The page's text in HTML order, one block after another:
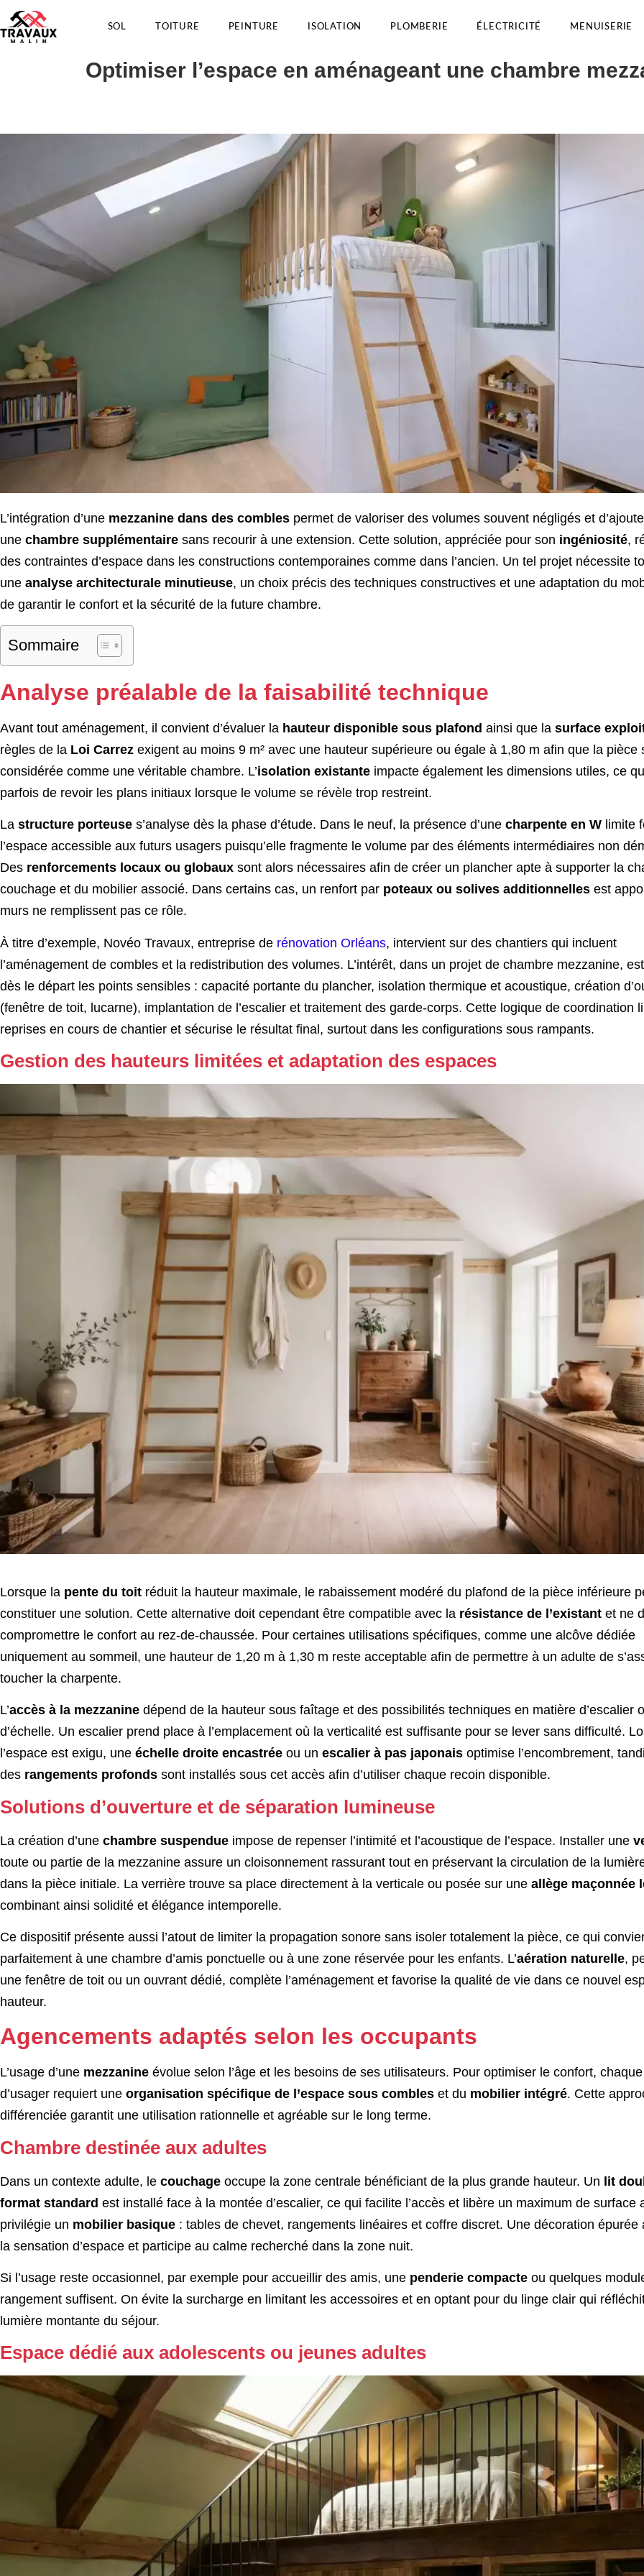
SOL TOITURE PEINTURE ISOLATION PLOMBERIE ÉLECTRICITÉ MENUISERIE
Optimiser l’espace en aménageant une chambre
L’intégration d’une mezzanine dans des combles permet de valoriser des volumes souvent négligés et
une chambre supplémentaire sans recourir à une extension. Cette solution, appréciée pour son ingéniosité,
des contraintes d’espace dans les constructions contemporaines comme dans l’ancien. Un tel projet nécessite
une analyse architecturale minutieuse, un choix précis des techniques constructives et une adaptation du
de garantir le confort et la sécurité de la future chambre.
Sommaire
Analyse préalable de la faisabilité technique
Avant tout aménagement, il convient d’évaluer la hauteur disponible sous plafond ainsi que la surface
règles de la Loi Carrez exigent au moins 9 m² avec une hauteur supérieure ou égale à 1,80 m afin que la pièce
considérée comme une véritable chambre. L’isolation existante impacte également les dimensions utiles, ce
parfois de revoir les plans initiaux lorsque le volume se révèle trop restreint.
La structure porteuse s’analyse dès la phase d’étude. Dans le neuf, la présence d’une charpente en W limite
l’espace accessible aux futurs usagers puisqu’elle fragmente le volume par des éléments intermédiaires non
Des renforcements locaux ou globaux sont alors nécessaires afin de créer un plancher apte à supporter la
couchage et du mobilier associé. Dans certains cas, un renfort par poteaux ou solives additionnelles est
murs ne remplissent pas ce rôle.
À titre d’exemple, Novéo Travaux, entreprise de rénovation Orléans, intervient sur des chantiers qui incluent
l’aménagement de combles et la redistribution des volumes. L’intérêt, dans un projet de chambre mezzanine,
dès le départ les points sensibles : capacité portante du plancher, isolation thermique et acoustique, création
(fenêtre de toit, lucarne), implantation de l’escalier et traitement des garde-corps. Cette logique de coordination
reprises en cours de chantier et sécurise le résultat final, surtout dans les configurations sous rampants.
Gestion des hauteurs limitées et adaptation des espaces
Lorsque la pente du toit réduit la hauteur maximale, le rabaissement modéré du plafond de la pièce inférieure
constituer une solution. Cette alternative doit cependant être compatible avec la résistance de l’existant et ne
compromettre le confort au rez-de-chaussée. Pour certaines utilisations spécifiques, comme une alcôve dédiée
uniquement au sommeil, une hauteur de 1,20 m à 1,30 m reste acceptable afin de permettre à un adulte de
toucher la charpente.
L’accès à la mezzanine dépend de la hauteur sous faîtage et des possibilités techniques en matière d’escalier
d’échelle. Un escalier prend place à l’emplacement où la verticalité est suffisante pour se lever sans difficulté.
l’espace est exigu, une échelle droite encastrée ou un escalier à pas japonais optimise l’encombrement,
des rangements profonds sont installés sous cet accès afin d’utiliser chaque recoin disponible.
Solutions d’ouverture et de séparation lumineuse
La création d’une chambre suspendue impose de repenser l’intimité et l’acoustique de l’espace. Installer une
toute ou partie de la mezzanine assure un cloisonnement rassurant tout en préservant la circulation de la
dans la pièce initiale. La verrière trouve sa place directement à la verticale ou posée sur une allège maçonnée
combinant ainsi solidité et élégance intemporelle.
Ce dispositif présente aussi l’atout de limiter la propagation sonore sans isoler totalement la pièce, ce qui
parfaitement à une chambre d’amis ponctuelle ou à une zone réservée pour les enfants. L’aération naturelle,
une fenêtre de toit ou un ouvrant dédié, complète l’aménagement et favorise la qualité de vie dans ce nouvel
hauteur.
Agencements adaptés selon les occupants
L’usage d’une mezzanine évolue selon l’âge et les besoins de ses utilisateurs. Pour optimiser le confort,
d’usager requiert une organisation spécifique de l’espace sous combles et du mobilier intégré. Cette
différenciée garantit une utilisation rationnelle et agréable sur le long terme.
Chambre destinée aux adultes
Dans un contexte adulte, le couchage occupe la zone centrale bénéficiant de la plus grande hauteur. Un lit
format standard est installé face à la montée d’escalier, ce qui facilite l’accès et libère un maximum de surface
privilégie un mobilier basique : tables de chevet, rangements linéaires et coffre discret. Une décoration épurée
la sensation d’espace et participe au calme recherché dans la zone nuit.
Si l’usage reste occasionnel, par exemple pour accueillir des amis, une penderie compacte ou quelques
rangement suffisent. On évite la surcharge en limitant les accessoires et en optant pour du linge clair qui
lumière montante du séjour.
Espace dédié aux adolescents ou jeunes adultes